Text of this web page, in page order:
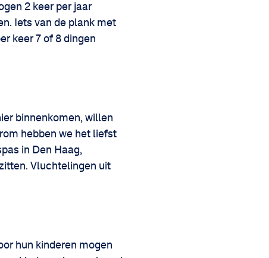
2 keer per jaar
Iets van de plank met
keer 7 of 8 dingen
binnenkomen, willen
hebben we het liefst
in Den Haag,
Vluchtelingen uit
hun kinderen mogen